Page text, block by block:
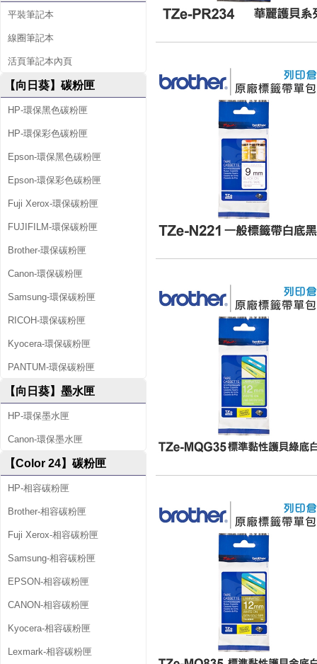
平裝筆記本
線圈筆記本
活頁筆記本內頁
【向日葵】碳粉匣
HP-環保黑色碳粉匣
HP-環保彩色碳粉匣
Epson-環保黑色碳粉匣
Epson-環保彩色碳粉匣
Fuji Xerox-環保碳粉匣
FUJIFILM-環保碳粉匣
Brother-環保碳粉匣
Canon-環保碳粉匣
Samsung-環保碳粉匣
RICOH-環保碳粉匣
Kyocera-環保碳粉匣
PANTUM-環保碳粉匣
【向日葵】墨水匣
HP-環保墨水匣
Canon-環保墨水匣
【Color 24】碳粉匣
HP-相容碳粉匣
Brother-相容碳粉匣
Fuji Xerox-相容碳粉匣
Samsung-相容碳粉匣
EPSON-相容碳粉匣
CANON-相容碳粉匣
Kyocera-相容碳粉匣
Lexmark-相容碳粉匣